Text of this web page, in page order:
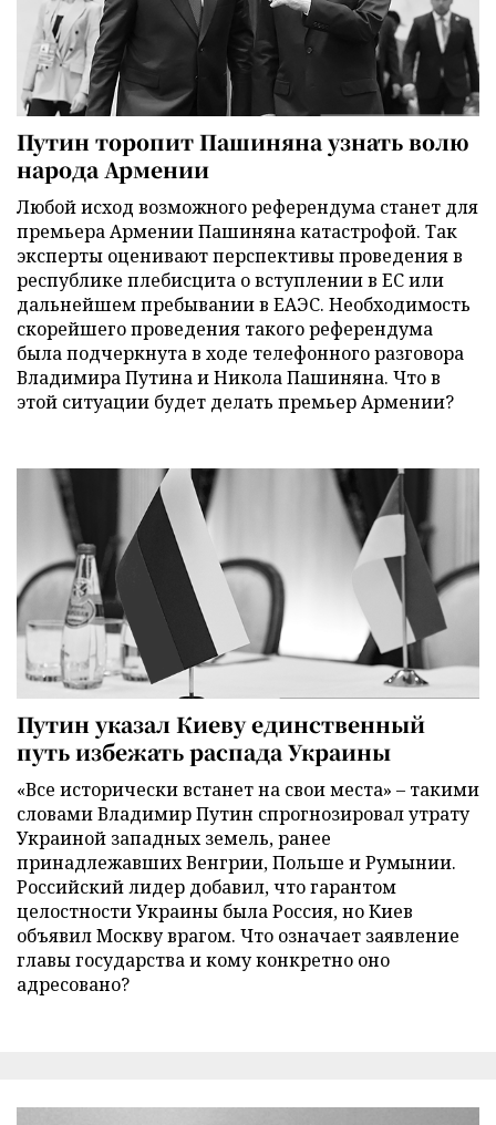
Путин торопит Пашиняна узнать волю
народа Армении
Любой исход возможного референдума станет для
премьера Армении Пашиняна катастрофой. Так
эксперты оценивают перспективы проведения в
республике плебисцита о вступлении в ЕС или
дальнейшем пребывании в ЕАЭС. Необходимость
скорейшего проведения такого референдума
была подчеркнута в ходе телефонного разговора
Владимира Путина и Никола Пашиняна. Что в
этой ситуации будет делать премьер Армении?
Путин указал Киеву единственный
путь избежать распада Украины
«Все исторически встанет на свои места» – такими
словами Владимир Путин спрогнозировал утрату
Украиной западных земель, ранее
принадлежавших Венгрии, Польше и Румынии.
Российский лидер добавил, что гарантом
целостности Украины была Россия, но Киев
объявил Москву врагом. Что означает заявление
главы государства и кому конкретно оно
адресовано?